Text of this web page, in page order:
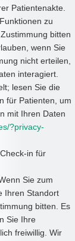
Patientenakte.
zu
bitten
wenn Sie
nicht erteilen,
interagiert.
lesen Sie die
für Patienten, um
mit Ihren Daten
?privacy-
in für
Sie zum
Ihren Standort
bitten. Es
Sie Ihre
freiwillig. Wir